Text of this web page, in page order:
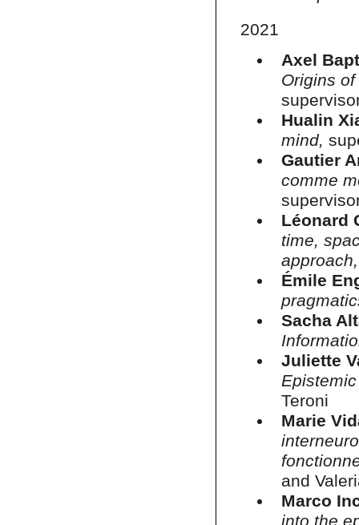
2021
Axel
Origins
Hualin
mind,
Gautier
comme
Léonard
time,
Émile
Sacha
Juliette
Teroni
Marie
and
Marco
into the